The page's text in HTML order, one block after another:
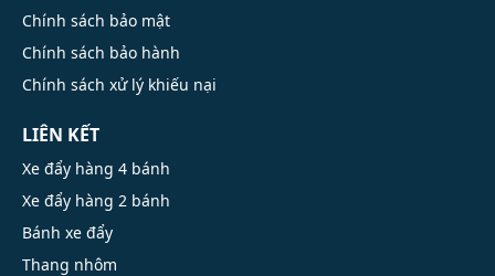
Chính sách bảo mật
Chính sách bảo hành
Chính sách xử lý khiếu nại
LIÊN KẾT
Xe đẩy hàng 4 bánh
Xe đẩy hàng 2 bánh
Bánh xe đẩy
Thang nhôm